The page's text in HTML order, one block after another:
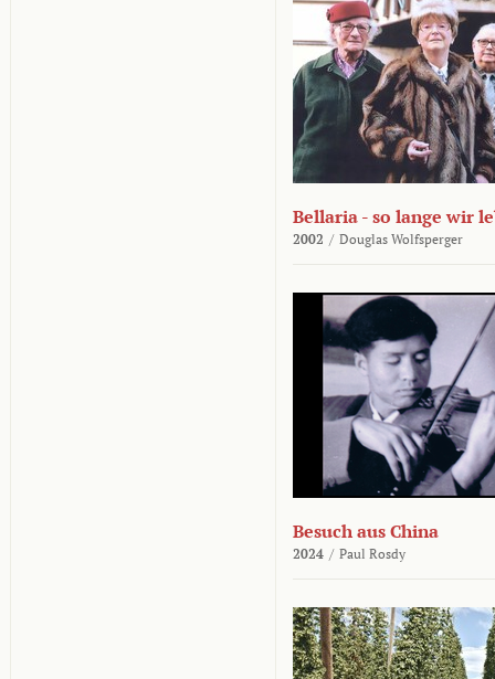
Bellaria - so lange wir
2002 / Douglas Wolfsperger
Besuch aus China
2024 / Paul Rosdy